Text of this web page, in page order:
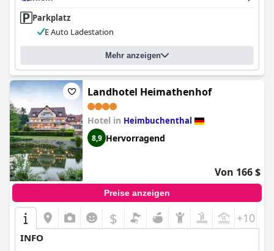
Parkplatz
E Auto Ladestation
Mehr anzeigen
Landhotel Heimathenhof
Hotel in Heimbuchenthal
8,9 Hervorragend
Von 166 $
Preise anzeigen
$ +10
INFO